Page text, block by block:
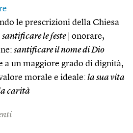
le prescrizioni della Chiesa
santificare le feste
onorare,
santificare il nome di Dio
a un maggiore grado di dignità,
morale e ideale: la sua vita
carità